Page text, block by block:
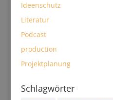
Ideenschutz
Literatur
Podcast
production
Projektplanung
Schlagwörter